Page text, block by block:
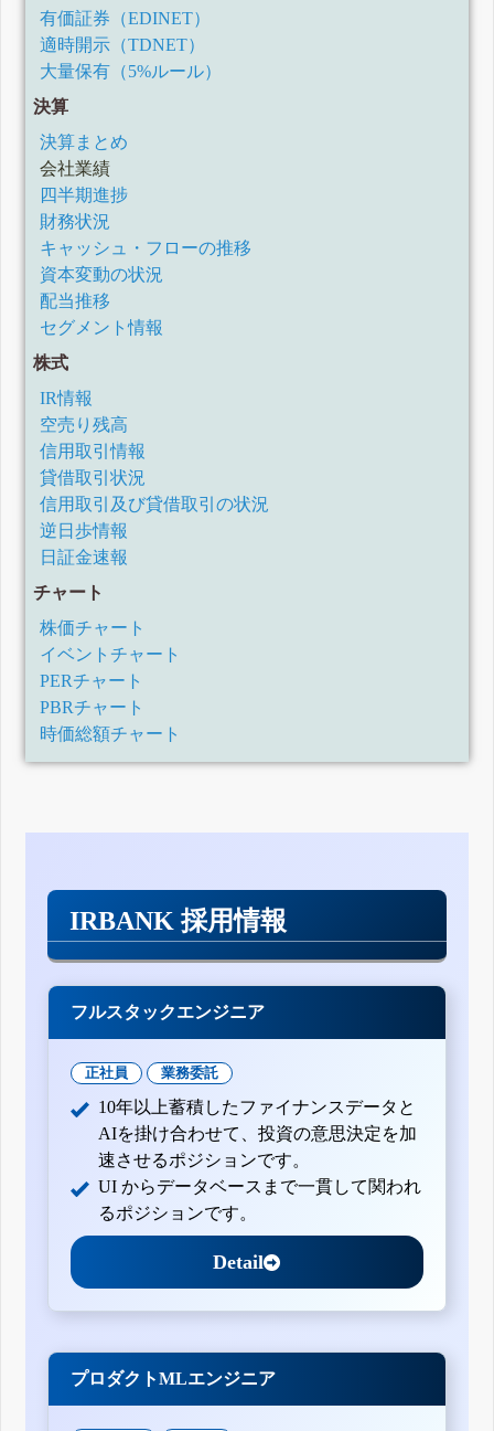
四半期報告書-第33期第1四半期(令和4年1月1日-令和4年3月
31日)
有価証券報告書-第32期(令和3年1月1日-令和3年12月31日)
30日)
四半期報告書-第32期第2四半期(令和3年4月1日-令和3年6月
30日)
四半期報告書-第32期第1四半期(令和3年1月1日-令和3年3月
31日)
有価証券報告書-第31期(令和2年1月1日-令和2年12月31日)
四半期報告書-第31期第3四半期(令和2年7月1日-令和2年9月
30日)
四半期報告書-第31期第2四半期(令和2年4月1日-令和2年6月
30日)
四半期報告書-第31期第1四半期(令和2年1月1日-令和2年3月
31日)
四半期報告書-第30期第3四半期(令和1年7月1日-令和1年9月
30日)
四半期報告書-第30期第2四半期(平成31年4月1日-令和1年6月
30日)
四半期報告書-第30期第1四半期(平成31年1月1日-平成31年3
月31日)
有価証券報告書-第29期(平成30年1月1日-平成30年12月31日)
四半期報告書-第29期第3四半期(平成30年7月1日-平成30年9
月30日)
四半期報告書-第29期第2四半期(平成30年4月1日-平成30年6
月30日)
四半期報告書-第29期第1四半期(平成30年1月1日-平成30年3
月31日)
有価証券報告書-第28期(平成29年1月1日-平成29年12月31日)
四半期報告書-第28期第3四半期(平成29年7月1日-平成29年9
月30日)
四半期報告書-第28期第2四半期(平成29年4月1日-平成29年6
月30日)
四半期報告書-第28期第1四半期(平成29年1月1日-平成29年3
月31日)
有価証券報告書-第27期(平成28年1月1日-平成28年12月31日)
四半期報告書-第27期第2四半期(平成28年4月1日-平成28年6
有価証券報告書-第26期(平成27年1月1日-平成27年12月31日)
四半期報告書-第26期第3四半期(平成27年7月1日-平成27年9
月30日)
月30日)
四半期報告書-第26期第1四半期(平成27年1月1日-平成27年3
月31日)
31日)
有価証券報告書-第25期(平成26年1月1日-平成26年12月31日)
四半期報告書-第25期第3四半期(平成26年7月1日-平成26年9
四半期報告書-第25期第2四半期(平成26年1月1日-平成26年6
四半期報告書-第25期第1四半期(平成26年1月1日-平成26年3
月31日)
有価証券報告書-第24期(平成25年1月1日-平成25年12月31日)
四半期報告書-第24期第3四半期(平成25年7月1日-平成25年9
四半期報告書-第24期第2四半期(平成25年4月1日-平成25年6
月30日)
有価証券報告書-第23期(平成24年2月1日-平成24年12月31日)
四半期報告書-第23期第3四半期(平成24年8月1日-平成24年10
月31日)
有価証券（EDINET）
適時開示（TDNET）
大量保有（5%ルール）
決算
決算まとめ
会社業績
四半期進捗
財務状況
キャッシュ・フローの推移
資本変動の状況
配当推移
セグメント情報
株式
IR情報
空売り残高
信用取引情報
貸借取引状況
信用取引及び貸借取引の状況
逆日歩情報
日証金速報
チャート
株価チャート
イベントチャート
PERチャート
PBRチャート
時価総額チャート
IRBANK 採用情報
フルスタックエンジニア
正社員 業務委託
10年以上蓄積したファイナンスデータと
AIを掛け合わせて、投資の意思決定を加
速させるポジションです。
UI からデータベースまで一貫して関われ
るポジションです。
Detail
プロダクトMLエンジニア